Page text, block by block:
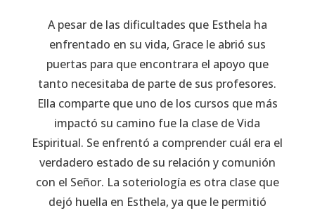
A pesar de las dificultades que Esthela ha
enfrentado en su vida, Grace le abrió sus
puertas para que encontrara el apoyo que
tanto necesitaba de parte de sus profesores.
Ella comparte que uno de los cursos que más
impactó su camino fue la clase de Vida
Espiritual. Se enfrentó a comprender cuál era el
verdadero estado de su relación y comunión
con el Señor. La soteriología es otra clase que
dejó huella en Esthela, ya que le permitió